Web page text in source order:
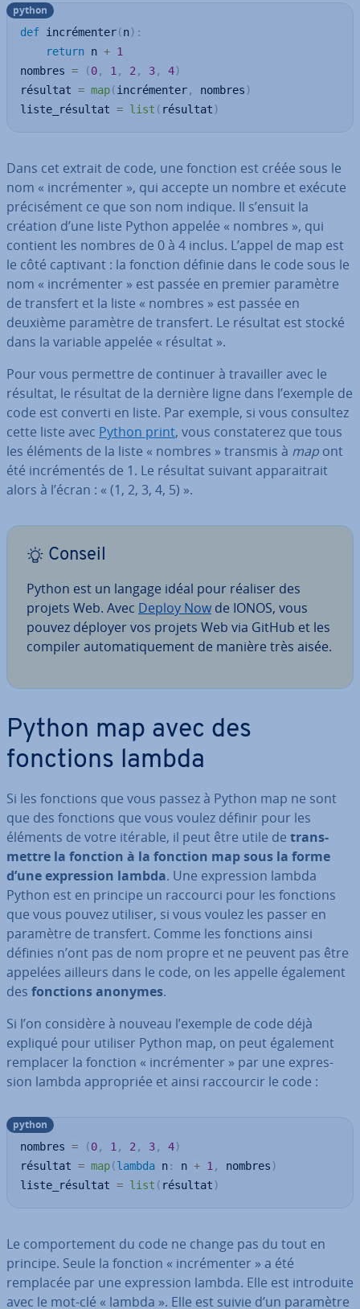
def incrémenter(n) :
return n + 1
nombres = (0, 1 , 2 , 3, 4)
résultat = map(incrémenter, nombres )
liste_résultat = list ( résultat )
python
Dans cet extrait de code, une fonction est créée sous le
nom « in­cré­men­ter », qui accepte un nombre et exécute
pré­ci­sé­ment ce que son nom indique. Il s’ensuit la
création d’une liste Python appelée « nombres », qui
contient les nombres de 0 à 4 inclus. L’appel de map est
le côté captivant : la fonction définie dans le code sous le
nom « in­cré­men­ter » est passée en premier paramètre
de transfert et la liste « nombres » est passée en
deuxième paramètre de transfert. Le résultat est stocké
dans la variable appelée « résultat ».
Pour vous permettre de continuer à tra­vail­ler avec le
résultat, le résultat de la dernière ligne dans l’exemple de
code est converti en liste. Par exemple, si vous consultez
cette liste avec Python print, vous cons­ta­te­rez que tous
les éléments de la liste « nombres » transmis à map ont
été in­cré­men­tés de 1. Le résultat suivant ap­pa­rai­trait
alors à l’écran : « (1, 2, 3, 4, 5) ».
Conseil
Python est un langage idéal pour réaliser des
projets Web. Avec Deploy Now de IONOS, vous
pouvez déployer vos projets Web via GitHub et les
compiler au­to­ma­ti­que­ment de manière très aisée.
Python map avec des
fonctions lambda
Si les fonctions que vous passez à Python map ne sont
que des fonctions que vous voulez définir pour les
éléments de votre itérable, il peut être utile de trans­
mettre la fonction à la fonction map sous la forme
d’une ex­pres­sion lambda. Une ex­pres­sion lambda
Python est en principe un raccourci pour les fonctions
que vous pouvez utiliser, si vous voulez les passer en
paramètre de transfert. Comme les fonctions ainsi
définies n’ont pas de nom propre et ne peuvent pas être
appelées ailleurs dans le code, on les appelle également
des fonctions anonymes.
Si l’on considère à nouveau l’exemple de code déjà
expliqué pour utiliser Python map, on peut également
remplacer la fonction « in­cré­men­ter » par une ex­pres­
sion lambda ap­pro­priée et ainsi rac­cour­cir le code :
nombres = (0, 1 , 2 , 3, 4)
résultat = map(lambda n: n + 1 , nombres )
liste_résultat = list ( résultat )
python
Le com­por­te­ment du code ne change pas du tout en
principe. Seule la fonction « in­cré­men­ter » a été
remplacée par une ex­pres­sion lambda. Elle est in­tro­duite
avec le mot-clé « lambda ». Elle est suivie d’un paramètre